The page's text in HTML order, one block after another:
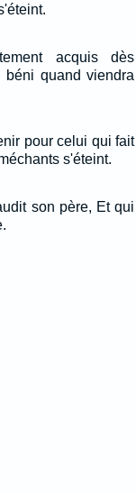
acquis dès
béni quand viendra
pour celui qui fait
s'éteint.
son père, Et qui